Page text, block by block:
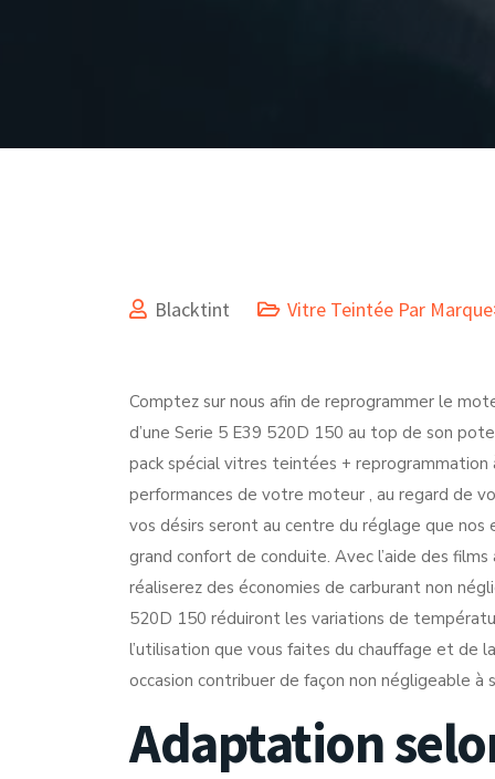
Blacktint Vitre Teintée Par
Comptez sur nous afin de reprogrammer le
d’une Serie 5 E39 520D 150 au top de son
pack spécial vitres teintées +
performances de votre moteur , au regard de
vos désirs seront au centre du réglage que
grand confort de conduite. Avec l’aide des
réaliserez des économies de carburant non
520D 150 réduiront les variations de
l’utilisation que vous faites du chauffage et de
occasion contribuer de façon non négligeable à
Adaptation